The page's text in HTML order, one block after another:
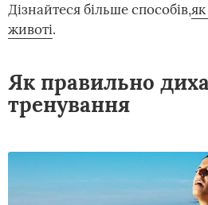
Дізнайтеся більше способів,
животі.
Як правильно
тренування